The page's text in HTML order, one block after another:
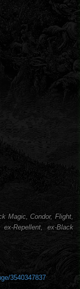
Magic, Condor, Flight,
Repellent, ex-Black
3540347837